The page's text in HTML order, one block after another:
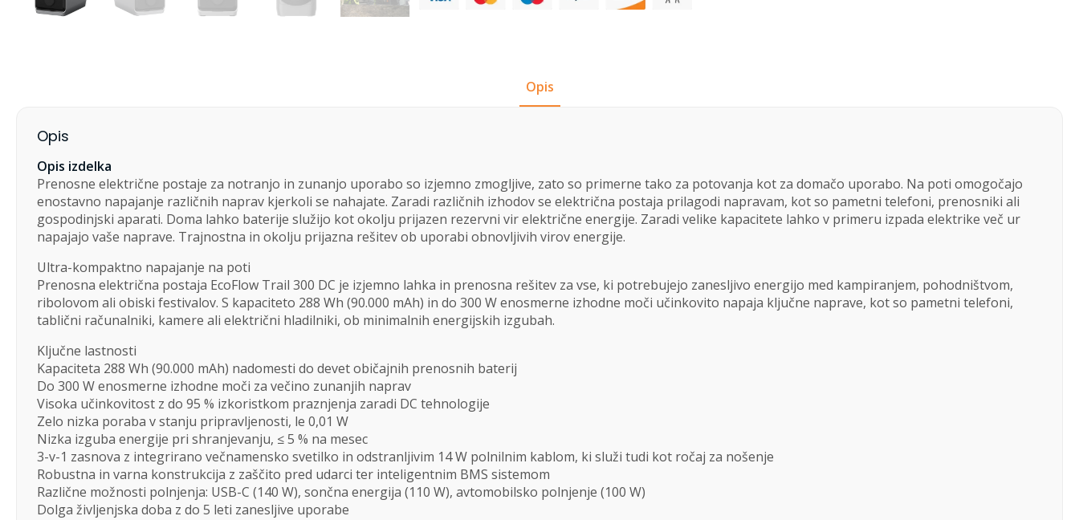
Opis
Opis
Opis izdelka
Prenosne električne postaje za notranjo in zunanjo uporabo so izjemno zmogljive, zato so primerne tako za potovanja kot za domačo uporabo. Na poti omogočajo
enostavno napajanje različnih naprav kjerkoli se nahajate. Zaradi različnih izhodov se električna postaja prilagodi napravam, kot so pametni telefoni, prenosniki ali
gospodinjski aparati. Doma lahko baterije služijo kot okolju prijazen rezervni vir električne energije. Zaradi velike kapacitete lahko v primeru izpada elektrike več ur
napajajo vaše naprave. Trajnostna in okolju prijazna rešitev ob uporabi obnovljivih virov energije.
Ultra-kompaktno napajanje na poti
Prenosna električna postaja EcoFlow Trail 300 DC je izjemno lahka in prenosna rešitev za vse, ki potrebujejo zanesljivo energijo med kampiranjem, pohodništvom,
ribolovom ali obiski festivalov. S kapaciteto 288 Wh (90.000 mAh) in do 300 W enosmerne izhodne moči učinkovito napaja ključne naprave, kot so pametni telefoni,
tablični računalniki, kamere ali električni hladilniki, ob minimalnih energijskih izgubah.
Ključne lastnosti
Kapaciteta 288 Wh (90.000 mAh) nadomesti do devet običajnih prenosnih baterij
Do 300 W enosmerne izhodne moči za večino zunanjih naprav
Visoka učinkovitost z do 95 % izkoristkom praznjenja zaradi DC tehnologije
Zelo nizka poraba v stanju pripravljenosti, le 0,01 W
Nizka izguba energije pri shranjevanju, ≤ 5 % na mesec
3-v-1 zasnova z integrirano večnamensko svetilko in odstranljivim 14 W polnilnim kablom, ki služi tudi kot ročaj za nošenje
Robustna in varna konstrukcija z zaščito pred udarci ter inteligentnim BMS sistemom
Različne možnosti polnjenja: USB-C (140 W), sončna energija (110 W), avtomobilsko polnjenje (100 W)
Dolga življenjska doba z do 5 leti zanesljive uporabe